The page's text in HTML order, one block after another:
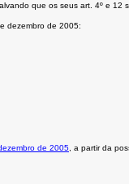
que os seus art. 4º e
dezembro de 2005:
de 2005, a partir da